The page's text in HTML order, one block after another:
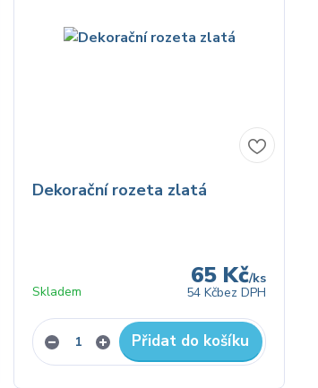
Dekorační rozeta zlatá
65 Kč/ks
54 Kčbez DPH
Skladem
Přidat do košíku